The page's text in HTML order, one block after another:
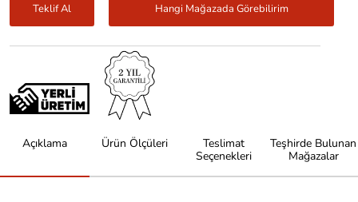
Teklif Al Hangi Mağazada Görebilirim
Açıklama Ürün Ölçüleri
Teslimat
Seçenekleri
Teşhirde Bulunan
Mağazalar